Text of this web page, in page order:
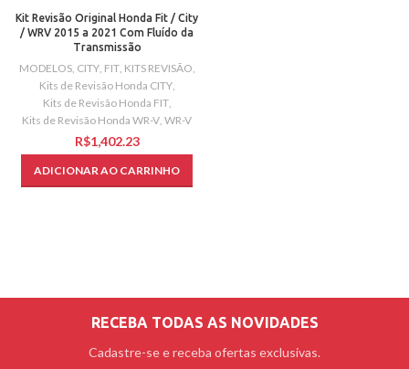
Kit Revisão Original Honda Fit / City
/ WRV 2015 a 2021 Com Fluído da
Transmissão
MODELOS, CITY, FIT, KITS REVISÃO,
Kits de Revisão Honda CITY,
Kits de Revisão Honda FIT,
Kits de Revisão Honda WR-V, WR-V
R$
ADICIONAR AO CARRINHO
RECEBA TODAS AS NOVIDADES
Cadastre-se e receba ofertas exclusivas.